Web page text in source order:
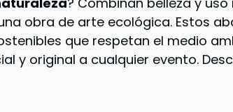
obra de arte ecológica. Estos
que respetan el medio
y original a cualquier evento.